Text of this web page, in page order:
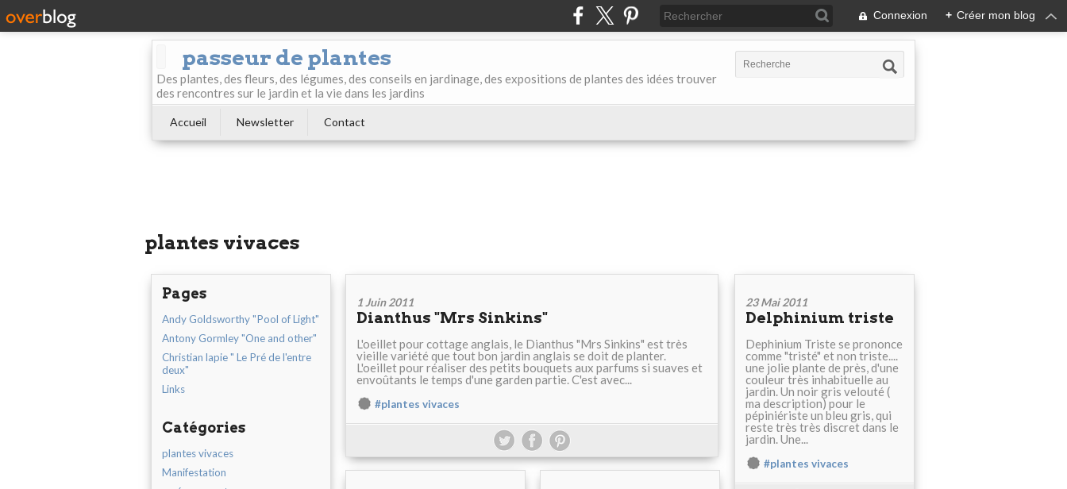
Connexion + Créer mon blog
passeur de plantes
Des plantes, des fleurs, des légumes, des conseils en jardinage, des expositions de plantes des idées trouver
des rencontres sur le jardin et la vie dans les jardins
Accueil Newsletter Contact
plantes vivaces
Pages
Andy Goldsworthy "Pool of Light"
Antony Gormley "One and other"
Christian lapie " Le Pré de l'entre
deux"
Links
Catégories
plantes vivaces
Manifestation
1 Juin 2011
Dianthus "Mrs Sinkins"
L'oeillet pour cottage anglais, le Dianthus "Mrs Sinkins" est très
vieille variété que tout bon jardin anglais se doit de planter.
L'oeillet pour réaliser des petits bouquets aux parfums si suaves et
envoûtants le temps d'une garden partie. C'est avec...
#plantes vivaces
23 Mai 2011
Delphinium triste
Dephinium Triste se prononce
comme "tristé" et non triste....
une jolie plante de près, d'une
couleur très inhabituelle au
jardin. Un noir gris velouté (
ma description) pour le
pépiniériste un bleu gris, qui
reste très très discret dans le
jardin. Une...
#plantes vivaces